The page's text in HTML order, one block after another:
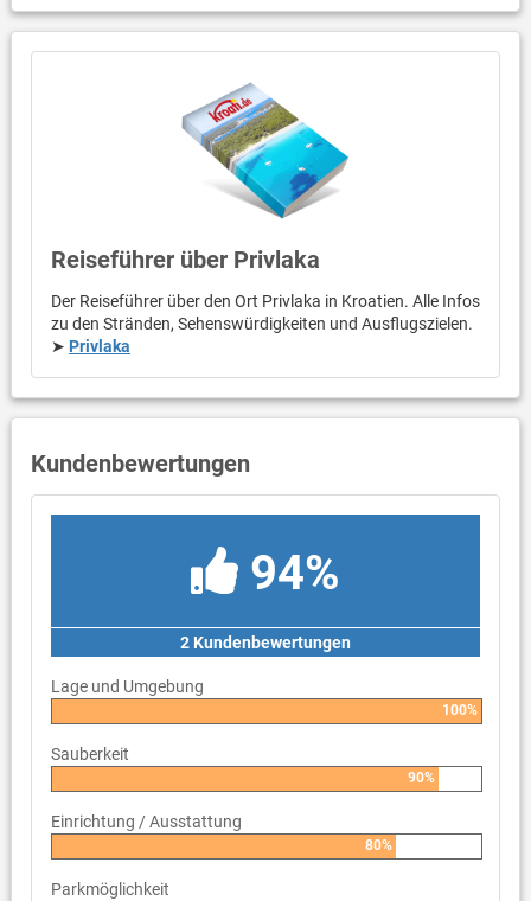
Reiseführer über Privlaka
Der Reiseführer über den Ort Privlaka in Kroatien. Alle Infos
zu den Stränden, Sehenswürdigkeiten und Ausflugszielen.
➤ Privlaka
Kundenbewertungen
94%
2 Kundenbewertungen
Lage und Umgebung
100%
Sauberkeit
90%
Einrichtung / Ausstattung
80%
Parkmöglichkeit